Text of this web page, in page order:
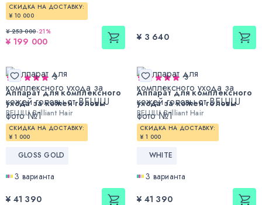
СКИДКА НА ДОСТАВКУ:
¥ 10 000
¥ 253 000-21 %
¥ 199 000 ¥ 3 640
3
Аппарат для комплексного
ухода за кожей головы
BELULU Brilliant Hair
СКИДКА НА ДОСТАВКУ:
¥ 1 000
GLOSS GOLD
3 варианта
¥ 41 390
3
Аппарат для комплексного
ухода за кожей головы
BELULU Brilliant Hair
СКИДКА НА ДОСТАВКУ:
¥ 1 000
WHITE
3 варианта
¥ 41 390